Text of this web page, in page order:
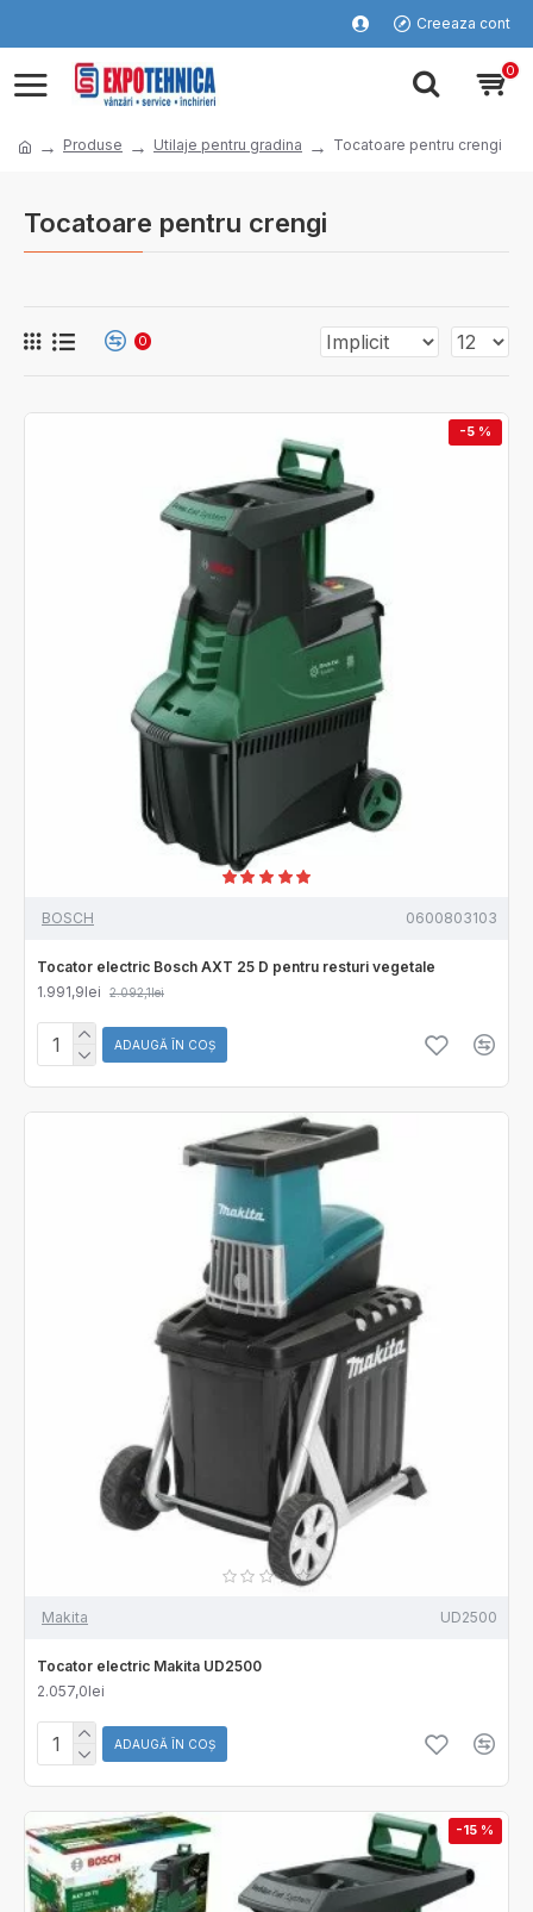
Creeaza cont
0
Produse Utilaje pentru gradina Tocatoare pentru crengi
Tocatoare pentru crengi
0
-5 %
BOSCH 0600803103
Tocator electric Bosch AXT 25 D pentru resturi vegetale
1.991,9lei
2.092,1lei
ADAUGĂ ÎN COŞ
Makita UD2500
Tocator electric Makita UD2500
2.057,0lei
ADAUGĂ ÎN COŞ
-15 %